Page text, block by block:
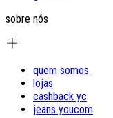
sobre nós
quem somos
lojas
cashback yc
jeans youcom